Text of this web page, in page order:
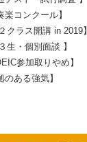
コンクール】
ラス開講 in 2019】
・個別面談 】
参加取りやめ】
ある強気】